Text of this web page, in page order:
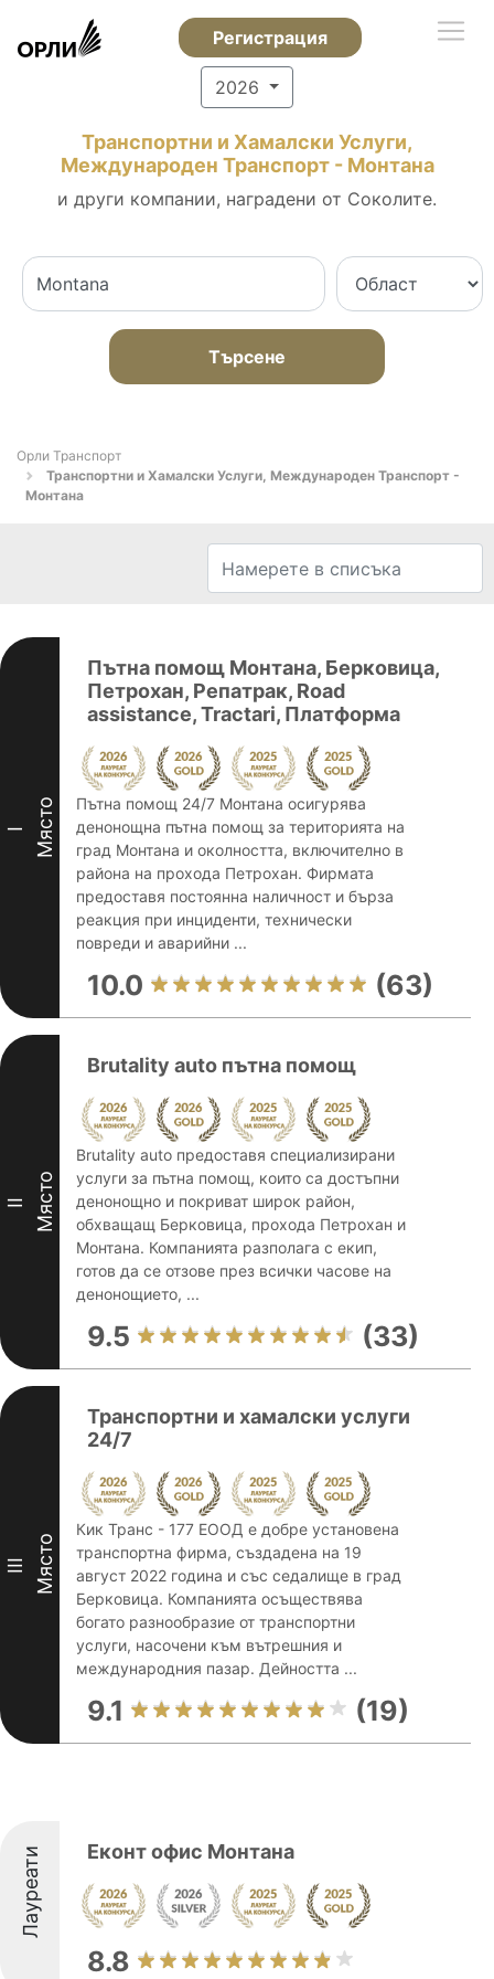
Регистрация
2026
Транспортни и Хамалски Услуги,
Международен Транспорт - Монтана
и други компании, наградени от Соколите.
Търсене
Орли Транспорт
Транспортни и Хамалски Услуги, Международен Транспорт -
Монтана
I Място
Пътна помощ Монтана, Берковица,
Петрохан, Репатрак, Road
assistance, Tractari, Платформа
Пътна помощ 24/7 Монтана осигурява
денонощна пътна помощ за територията на
град Монтана и околността, включително в
района на прохода Петрохан. Фирмата
предоставя постоянна наличност и бърза
реакция при инциденти, технически
повреди и аварийни ...
10.0 (63)
II Място
Brutality auto пътна помощ
Brutality auto предоставя специализирани
услуги за пътна помощ, които са достъпни
денонощно и покриват широк район,
обхващащ Берковица, прохода Петрохан и
Монтана. Компанията разполага с екип,
готов да се отзове през всички часове на
денонощието, ...
9.5 (33)
III Място
Транспортни и хамалски услуги
24/7
Кик Транс - 177 ЕООД е добре установена
транспортна фирма, създадена на 19
август 2022 година и със седалище в град
Берковица. Компанията осъществява
богато разнообразие от транспортни
услуги, насочени към вътрешния и
международния пазар. Дейността ...
9.1 (19)
Лауреати Еконт офис Монтана
8.8